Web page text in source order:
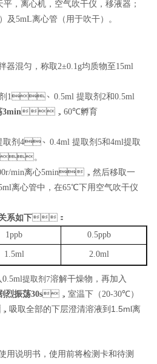
，离心机，空气吹干仪，移液器；
及5mL离心管（用于吹干）。
拌器混匀，称取2±0.1g均质物至 15ml
1、0.5ml提取剂2和0.5ml
3min，60℃孵育
取剂4、0.4ml提取剂5和4ml提取
。
min离心5min，然后移取一
离心管中，在65℃下用空气吹干仪
系如下：
1ppb 0.5ppb
1.5ml 2.0ml
0.5ml提取剂7溶解干燥物，再加入
烈振荡30s，室温下（20-30℃）
吸取全部的下层澄清溶液到 1.5ml离
用说明书，使用前将检测卡和待测